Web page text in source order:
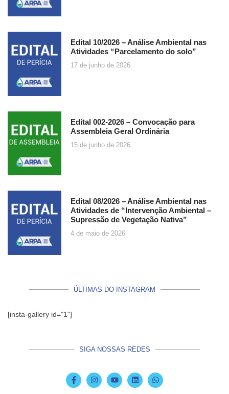
Edital 10/2026 – Análise Ambiental nas
Atividades “Parcelamento do solo”
17 de junho de 2026
Edital 002-2026 – Convocação para
Assembleia Geral Ordinária
15 de junho de 2026
Edital 08/2026 – Análise Ambiental nas
Atividades de “Intervenção Ambiental –
Supressão de Vegetação Nativa”
4 de maio de 2026
ÚLTIMAS DO INSTAGRAM
[insta-gallery id="1"]
SIGA NOSSAS REDES